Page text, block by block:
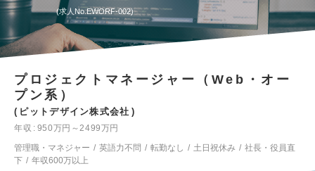
求人No.EWORF-002
プロジェクトマネージャー（Web・オー
プン系）
ピットデザイン株式会社
年収
950万円～2499万円
管理職・マネジャー
英語力不問 転勤なし 土日祝休み
社長・役員直
下
年収600万以上